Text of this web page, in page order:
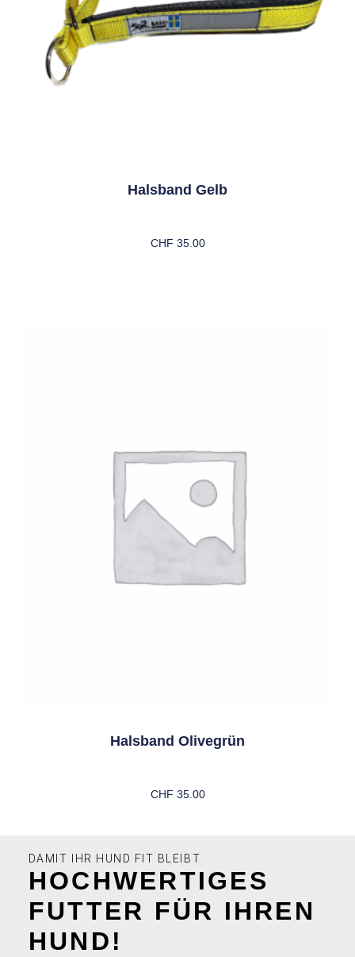
Halsband Gelb
CHF 35.00
Halsband Olivegrün
CHF 35.00
DAMIT IHR HUND FIT BLEIBT
HOCHWERTIGES
FUTTER FÜR IHREN
HUND!